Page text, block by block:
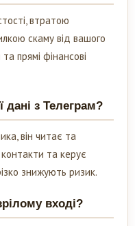
втратою
скаму від вашого
прямі фінансові
з Телеграм?
він читає та
та керує
знижують ризик.
вході?